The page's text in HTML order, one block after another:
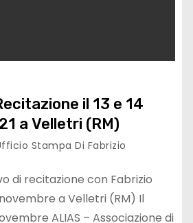
il 13 e 14
a Velletri (RM)
Stampa Di Fabrizio
di recitazione con Fabrizio
novembre a Velletri (RM) Il
ALIAS – Associazione di